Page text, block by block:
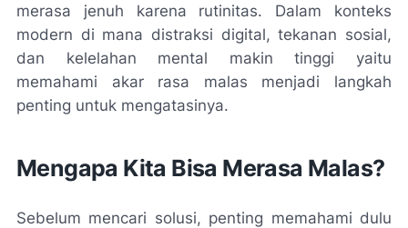
merasa jenuh karena rutinitas. Dalam konteks
modern di mana distraksi digital, tekanan sosial,
dan kelelahan mental makin tinggi yaitu
memahami akar rasa malas menjadi langkah
penting untuk mengatasinya.
Mengapa Kita Bisa Merasa Malas?
Sebelum mencari solusi, penting memahami dulu